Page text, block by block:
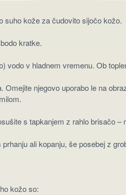
suho kože za čudovito sijočo kožo.
kratke.
vodo v hladnem vremenu. Ob
Omejite njegovo uporabo le na
s tapkanjem z rahlo brisačo –
ali kopanju, še posebej z
kožo so: